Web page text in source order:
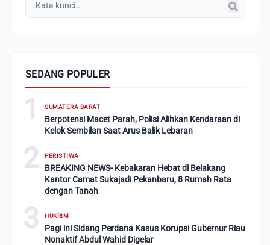
SEDANG POPULER
1 SUMATERA BARAT
Berpotensi Macet Parah, Polisi Alihkan Kendaraan di
Kelok Sembilan Saat Arus Balik Lebaran
2 PERISTIWA
BREAKING NEWS- Kebakaran Hebat di Belakang
Kantor Camat Sukajadi Pekanbaru, 8 Rumah Rata
dengan Tanah
3 HUKRIM
Pagi ini Sidang Perdana Kasus Korupsi Gubernur Riau
Nonaktif Abdul Wahid Digelar